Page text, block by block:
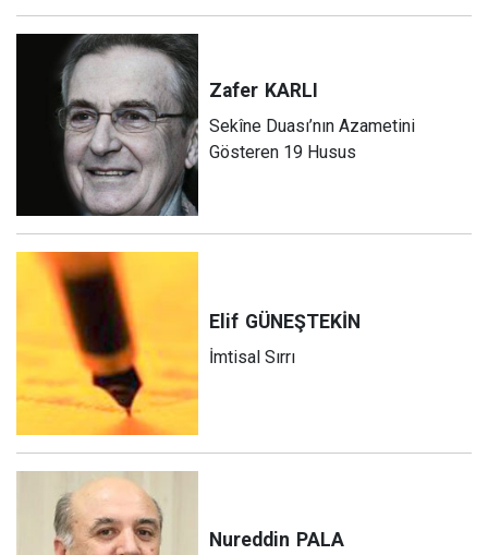
Zafer KARLI
Sekîne Duası’nın Azametini
Gösteren 19 Husus
Elif GÜNEŞTEKİN
İmtisal Sırrı
Nureddin PALA